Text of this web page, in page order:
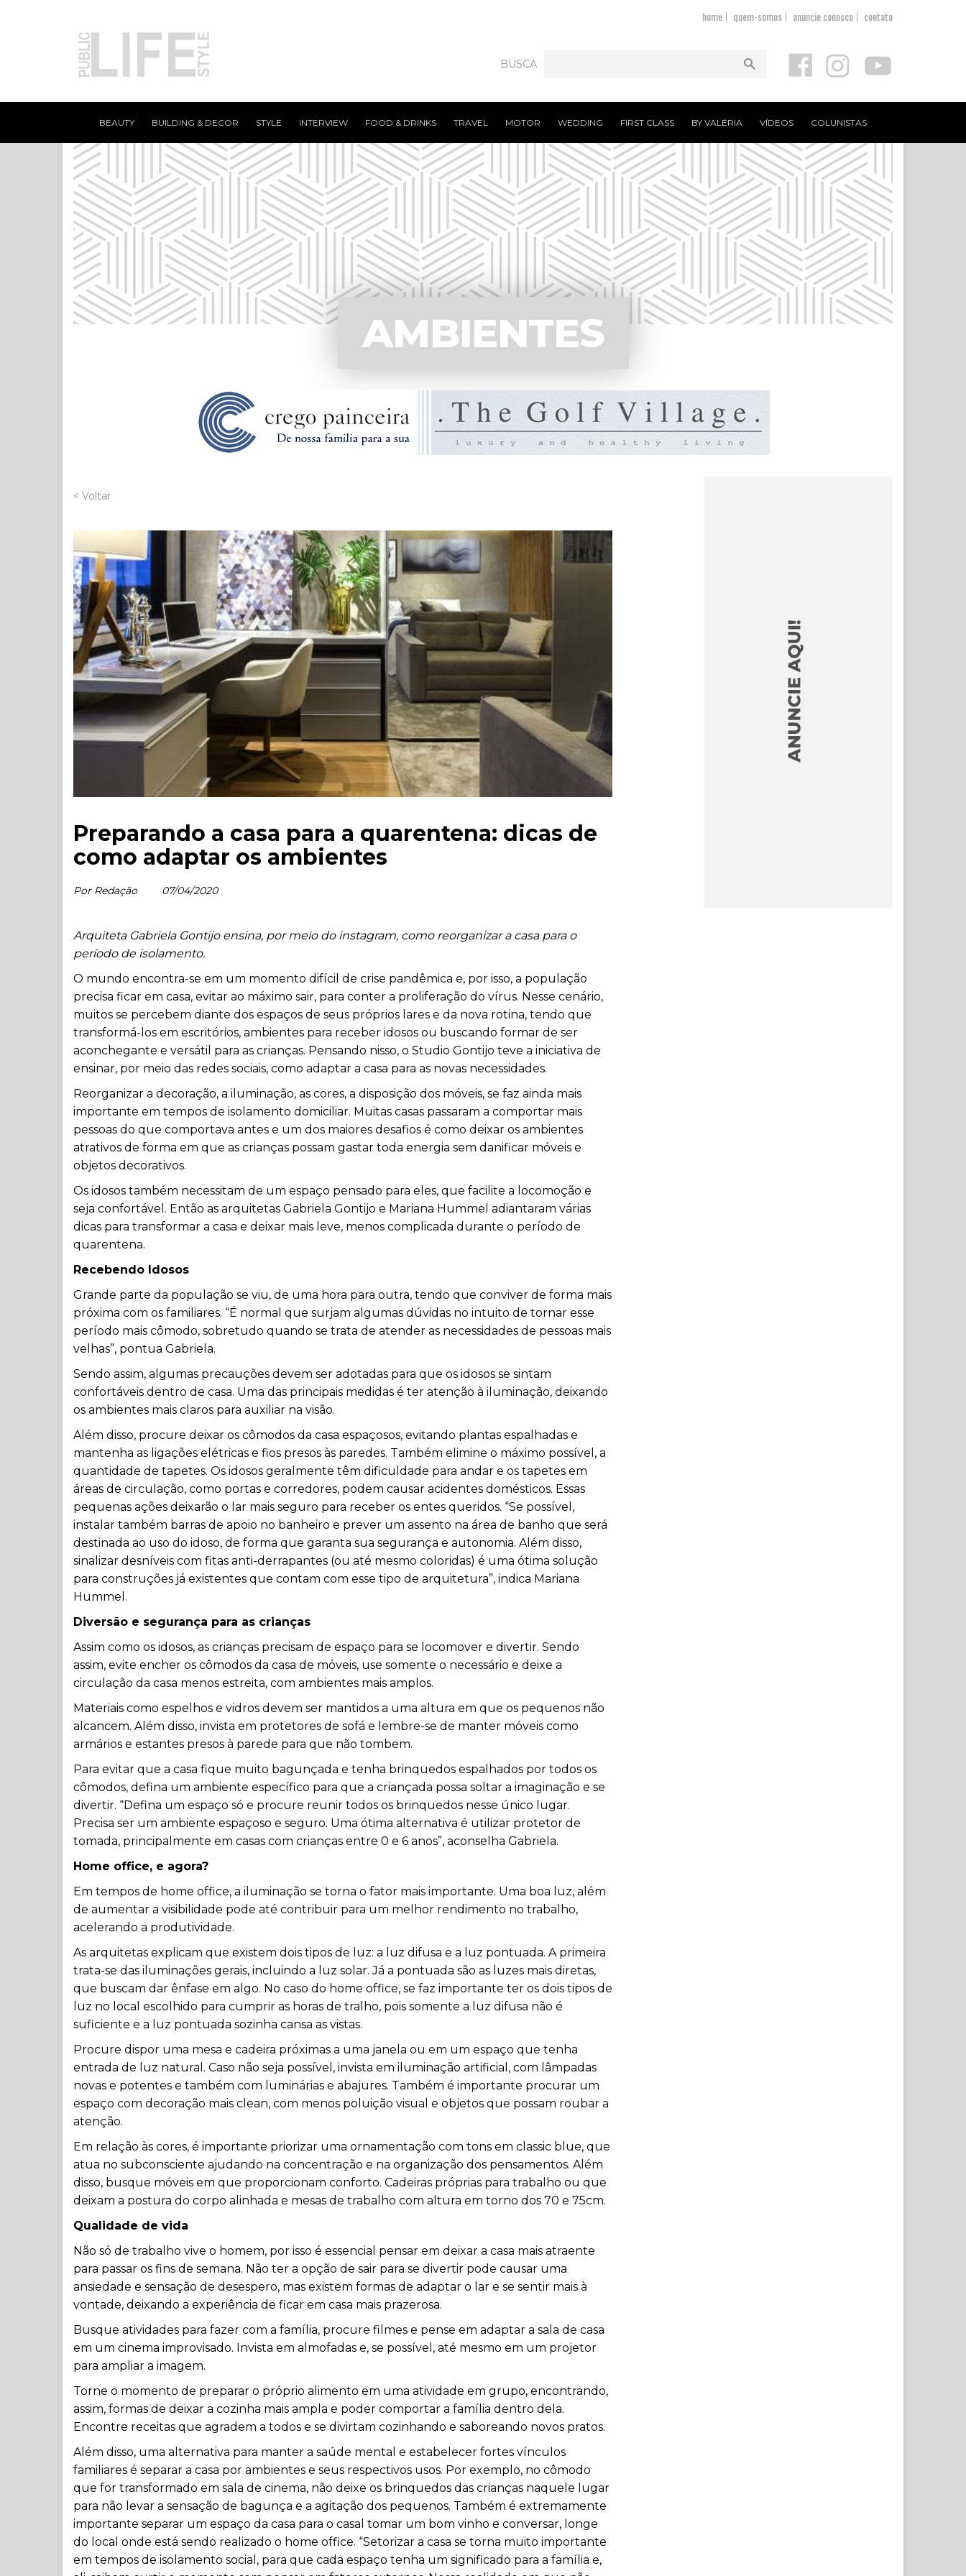
home quem-somos anuncie conosco contato
BUSCA
BEAUTY BUILDING & DECOR STYLE INTERVIEW FOOD & DRINKS TRAVEL MOTOR WEDDING FIRST CLASS BY VALÉRIA VÍDEOS COLUNISTAS
AMBIENTES
< Voltar
Preparando a casa para a quarentena: dicas de
como adaptar os ambientes
Por Redação 07/04/2020
Arquiteta Gabriela Gontijo ensina, por meio do instagram, como reorganizar a casa para o
período de isolamento.
O mundo encontra-se em um momento difícil de crise pandêmica e, por isso, a população
precisa ficar em casa, evitar ao máximo sair, para conter a proliferação do vírus. Nesse cenário,
muitos se percebem diante dos espaços de seus próprios lares e da nova rotina, tendo que
transformá-los em escritórios, ambientes para receber idosos ou buscando formar de ser
aconchegante e versátil para as crianças. Pensando nisso, o Studio Gontijo teve a iniciativa de
ensinar, por meio das redes sociais, como adaptar a casa para as novas necessidades.
Reorganizar a decoração, a iluminação, as cores, a disposição dos móveis, se faz ainda mais
importante em tempos de isolamento domiciliar. Muitas casas passaram a comportar mais
pessoas do que comportava antes e um dos maiores desafios é como deixar os ambientes
atrativos de forma em que as crianças possam gastar toda energia sem danificar móveis e
objetos decorativos.
Os idosos também necessitam de um espaço pensado para eles, que facilite a locomoção e
seja confortável. Então as arquitetas Gabriela Gontijo e Mariana Hummel adiantaram várias
dicas para transformar a casa e deixar mais leve, menos complicada durante o período de
quarentena.
Recebendo Idosos
Grande parte da população se viu, de uma hora para outra, tendo que conviver de forma mais
próxima com os familiares. “É normal que surjam algumas dúvidas no intuito de tornar esse
período mais cômodo, sobretudo quando se trata de atender as necessidades de pessoas mais
velhas”, pontua Gabriela.
Sendo assim, algumas precauções devem ser adotadas para que os idosos se sintam
confortáveis dentro de casa. Uma das principais medidas é ter atenção à iluminação, deixando
os ambientes mais claros para auxiliar na visão.
Além disso, procure deixar os cômodos da casa espaçosos, evitando plantas espalhadas e
mantenha as ligações elétricas e fios presos às paredes. Também elimine o máximo possível, a
quantidade de tapetes. Os idosos geralmente têm dificuldade para andar e os tapetes em
áreas de circulação, como portas e corredores, podem causar acidentes domésticos. Essas
pequenas ações deixarão o lar mais seguro para receber os entes queridos. “Se possível,
instalar também barras de apoio no banheiro e prever um assento na área de banho que será
destinada ao uso do idoso, de forma que garanta sua segurança e autonomia. Além disso,
sinalizar desníveis com fitas anti-derrapantes (ou até mesmo coloridas) é uma ótima solução
para construções já existentes que contam com esse tipo de arquitetura”, indica Mariana
Hummel.
Diversão e segurança para as crianças
Assim como os idosos, as crianças precisam de espaço para se locomover e divertir. Sendo
assim, evite encher os cômodos da casa de móveis, use somente o necessário e deixe a
circulação da casa menos estreita, com ambientes mais amplos.
Materiais como espelhos e vidros devem ser mantidos a uma altura em que os pequenos não
alcancem. Além disso, invista em protetores de sofá e lembre-se de manter móveis como
armários e estantes presos à parede para que não tombem.
Para evitar que a casa fique muito bagunçada e tenha brinquedos espalhados por todos os
cômodos, defina um ambiente específico para que a criançada possa soltar a imaginação e se
divertir. “Defina um espaço só e procure reunir todos os brinquedos nesse único lugar.
Precisa ser um ambiente espaçoso e seguro. Uma ótima alternativa é utilizar protetor de
tomada, principalmente em casas com crianças entre 0 e 6 anos”, aconselha Gabriela.
Home office, e agora?
Em tempos de home office, a iluminação se torna o fator mais importante. Uma boa luz, além
de aumentar a visibilidade pode até contribuir para um melhor rendimento no trabalho,
acelerando a produtividade.
As arquitetas explicam que existem dois tipos de luz: a luz difusa e a luz pontuada. A primeira
trata-se das iluminações gerais, incluindo a luz solar. Já a pontuada são as luzes mais diretas,
que buscam dar ênfase em algo. No caso do home office, se faz importante ter os dois tipos de
luz no local escolhido para cumprir as horas de tralho, pois somente a luz difusa não é
suficiente e a luz pontuada sozinha cansa as vistas.
Procure dispor uma mesa e cadeira próximas a uma janela ou em um espaço que tenha
entrada de luz natural. Caso não seja possível, invista em iluminação artificial, com lâmpadas
novas e potentes e também com luminárias e abajures. Também é importante procurar um
espaço com decoração mais clean, com menos poluição visual e objetos que possam roubar a
atenção.
Em relação às cores, é importante priorizar uma ornamentação com tons em classic blue, que
atua no subconsciente ajudando na concentração e na organização dos pensamentos. Além
disso, busque móveis em que proporcionam conforto. Cadeiras próprias para trabalho ou que
deixam a postura do corpo alinhada e mesas de trabalho com altura em torno dos 70 e 75cm.
Qualidade de vida
Não só de trabalho vive o homem, por isso é essencial pensar em deixar a casa mais atraente
para passar os fins de semana. Não ter a opção de sair para se divertir pode causar uma
ansiedade e sensação de desespero, mas existem formas de adaptar o lar e se sentir mais à
vontade, deixando a experiência de ficar em casa mais prazerosa.
Busque atividades para fazer com a família, procure filmes e pense em adaptar a sala de casa
em um cinema improvisado. Invista em almofadas e, se possível, até mesmo em um projetor
para ampliar a imagem.
Torne o momento de preparar o próprio alimento em uma atividade em grupo, encontrando,
assim, formas de deixar a cozinha mais ampla e poder comportar a família dentro dela.
Encontre receitas que agradem a todos e se divirtam cozinhando e saboreando novos pratos.
Além disso, uma alternativa para manter a saúde mental e estabelecer fortes vínculos
familiares é separar a casa por ambientes e seus respectivos usos. Por exemplo, no cômodo
que for transformado em sala de cinema, não deixe os brinquedos das crianças naquele lugar
para não levar a sensação de bagunça e a agitação dos pequenos. Também é extremamente
importante separar um espaço da casa para o casal tomar um bom vinho e conversar, longe
do local onde está sendo realizado o home office. “Setorizar a casa se torna muito importante
em tempos de isolamento social, para que cada espaço tenha um significado para a família e,